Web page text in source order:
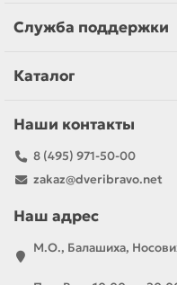
Служба поддержки
Каталог
Наши контакты
8 (495) 971-50-00
zakaz@dveribravo.net
Наш адрес
М.О., Балашиха,